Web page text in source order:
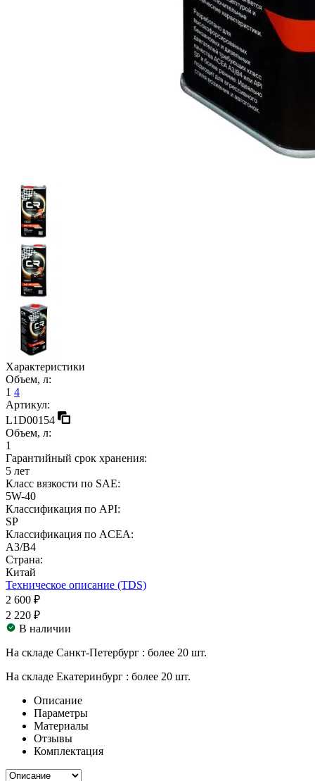
Характеристики
Объем, л:
1 4
Артикул:
L1D00154
Объем, л:
1
Гарантийный срок хранения:
5 лет
Класс вязкости по SAE:
5W-40
Классификация по API:
SP
Классификация по ACEA:
A3/B4
Страна:
Китай
Техническое описание (TDS)
2 600 ₽
2 220 ₽
В наличии
На складе Санкт-Петербург : более 20 шт.
На складе Екатеринбург : более 20 шт.
Описание
Параметры
Материалы
Отзывы
Комплектация